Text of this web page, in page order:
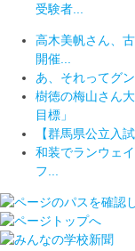
受験者...
高木美帆さん、
開催...
あ、それってグ
樹徳の梅山さん
目標」
【群馬県公立入
和装でランウェ
フ...